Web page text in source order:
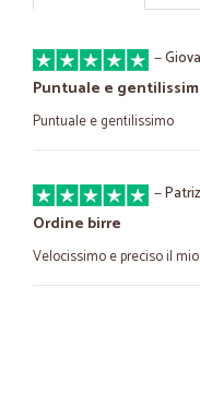
—
Puntuale e
Puntuale e gentilissimo
—
Ordine birre
Velocissimo e preciso il